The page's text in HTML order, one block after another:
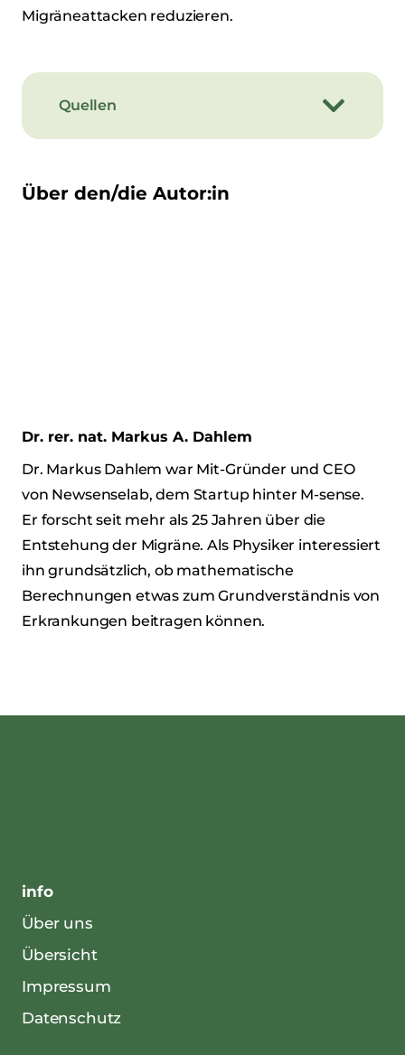
Migräneattacken reduzieren.
Quellen
Über den/die Autor:in
Dr. rer. nat. Markus A. Dahlem
Dr. Markus Dahlem war Mit-Gründer und CEO
von Newsenselab, dem Startup hinter M-sense.
Er forscht seit mehr als 25 Jahren über die
Entstehung der Migräne. Als Physiker interessiert
ihn grundsätzlich, ob mathematische
Berechnungen etwas zum Grundverständnis von
Erkrankungen beitragen können.
info
Über uns
Übersicht
Impressum
Datenschutz